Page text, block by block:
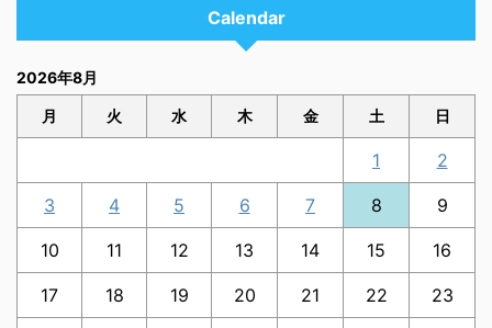
Calendar
2026年8月
月 火 水 木 金 土 日
1 2
3 4 5 6 7 8 9
10 11 12 13 14 15 16
17 18 19 20 21 22 23